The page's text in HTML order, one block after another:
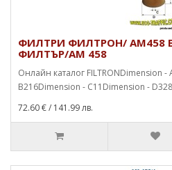
ФИЛТРИ ФИЛТРОН/ AM458
ФИЛТЪР/AM 458
Онлайн каталог FILTRONDimension -
B216Dimension - C11Dimension -
72.60 €/ 141.99 лв.